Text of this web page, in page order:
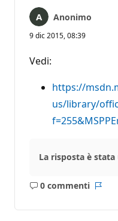
Anonimo
9 dic 2015, 08:39
Vedi:
https://
us/library/
La risposta è stata
0 commenti
Nessun